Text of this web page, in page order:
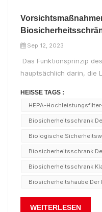
Sep 12, 2023
Das Funktionsprinzip
hauptsächlich darin, die
einen vertikalen
durch den
HEISSE TAGS :
HEPA-
Biosicherheitsschrank
Biologische
Biosicherheitsschrank
Biosicherheitsschrank
Biosicherheitshaube Der
WEITERLESEN